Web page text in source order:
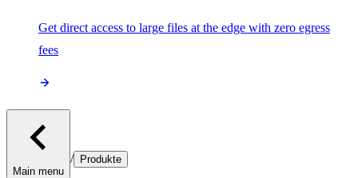
Get direct access to large files at the edge with zero egress
fees
Main menu
/ Produkte